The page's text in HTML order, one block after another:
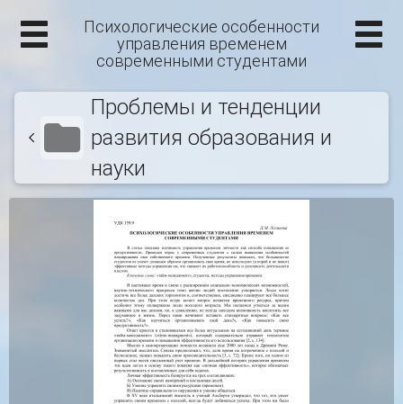
Психологические особенности
управления временем
современными студентами
Проблемы и тенденции
развития образования и
науки